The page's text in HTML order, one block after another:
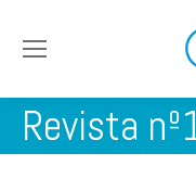
Revista